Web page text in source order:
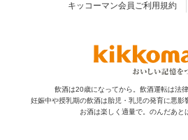
キッコーマン会員ご利用規約
飲酒は20歳になってから。飲酒運転は法
妊娠中や授乳期の飲酒は胎児・乳児の発育に悪影
お酒は楽しく適量で。のんだあと